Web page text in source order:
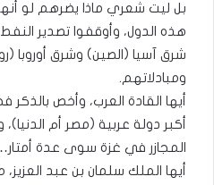
بل ليت شعري ماذا يضرهم لو
هذه الدول، وأوقفوا تصدير
شرق آسيا (الصين) وشرق أوروبا
ومبادلاتهم.
أيها القادة العرب، وأخص بالذكر
أكبر دولة عربية (مصر أم
المجازر في غزة سوى عدة
أيها الملك سلمان بن عبد